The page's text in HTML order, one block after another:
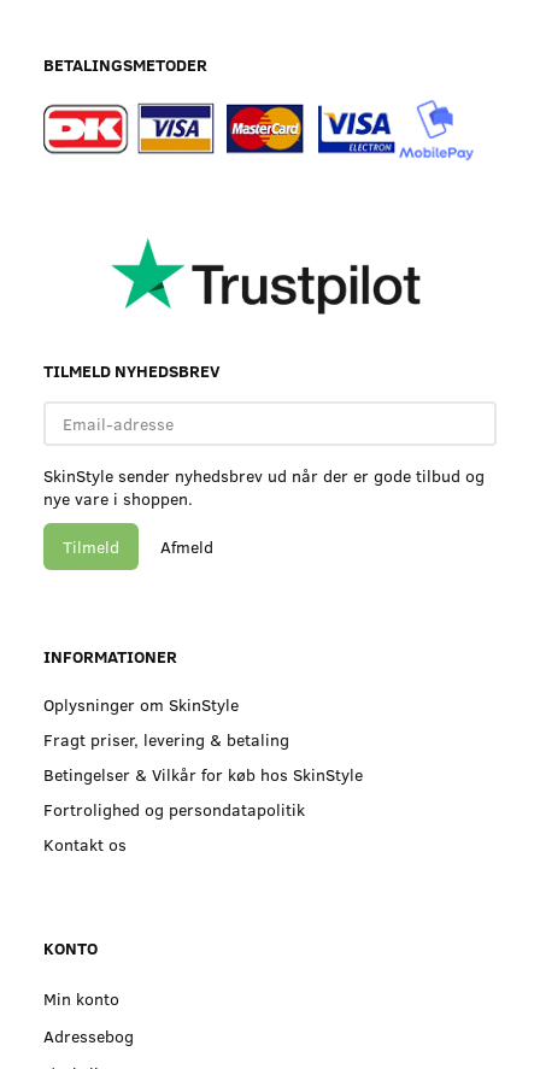
BETALINGSMETODER
TILMELD NYHEDSBREV
adresse
SkinStyle sender nyhedsbrev ud når der er gode tilbud og
nye vare i shoppen.
Tilmeld Afmeld
INFORMATIONER
Oplysninger om SkinStyle
Fragt priser, levering & betaling
Betingelser & Vilkår for køb hos SkinStyle
Fortrolighed og persondatapolitik
Kontakt os
KONTO
Min konto
Adressebog